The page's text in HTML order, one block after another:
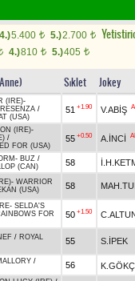
4.)5.400 t 5.)2.700 t
4.)810 t 5.)405 t
Sıklet Jokey
(IRE)-
/
(USA)
51 +1.90 V.ABİŞ
(IRE)-
/
FOR (USA)
55 +0.50 A.İNCİ
- BUZ /
(CAN)
58
- WARRIOR
(USA) 58
- SELDA'S
FOR
50 +1.50
/ ROYAL
55 S.İPEK
/
56